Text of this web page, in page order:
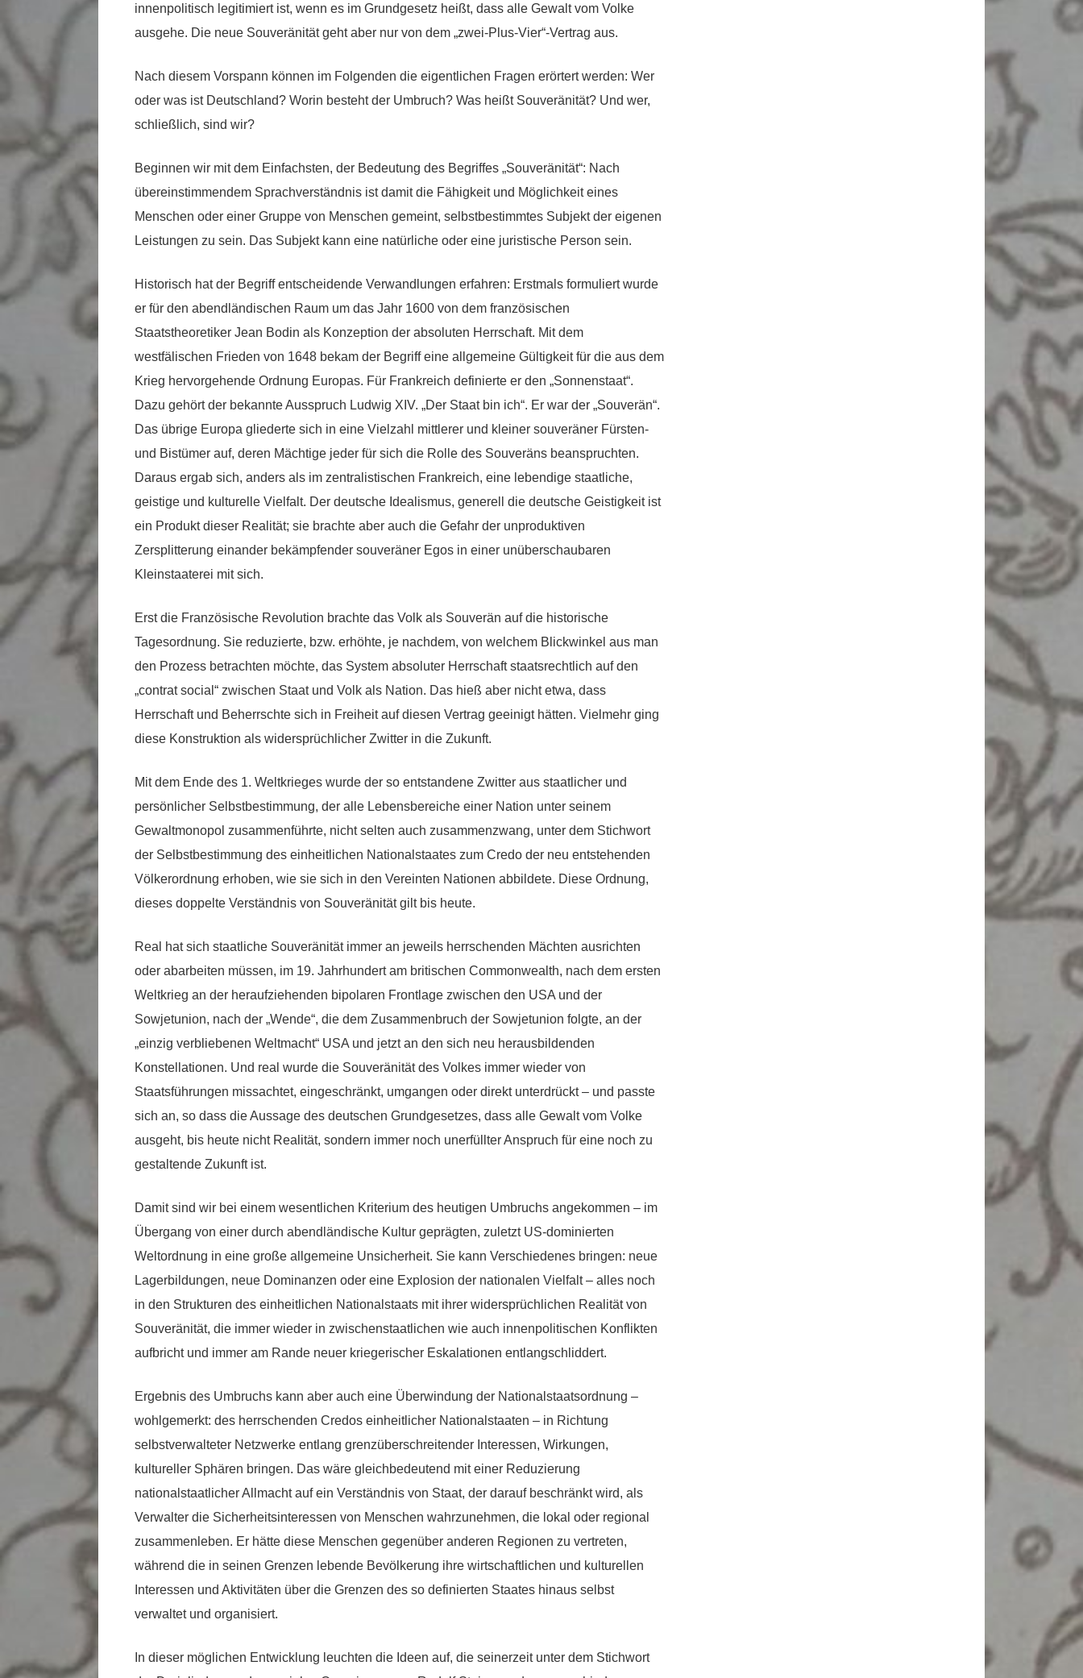
innenpolitisch legitimiert ist, wenn es im Grundgesetz heißt, dass alle Gewalt vom Volke
ausgehe. Die neue Souveränität geht aber nur von dem „zwei-Plus-Vier“-Vertrag aus.
Nach diesem Vorspann können im Folgenden die eigentlichen Fragen erörtert werden: Wer
oder was ist Deutschland? Worin besteht der Umbruch? Was heißt Souveränität? Und wer,
schließlich, sind wir?
Beginnen wir mit dem Einfachsten, der Bedeutung des Begriffes „Souveränität“: Nach
übereinstimmendem Sprachverständnis ist damit die Fähigkeit und Möglichkeit eines
Menschen oder einer Gruppe von Menschen gemeint, selbstbestimmtes Subjekt der eigenen
Leistungen zu sein. Das Subjekt kann eine natürliche oder eine juristische Person sein.
Historisch hat der Begriff entscheidende Verwandlungen erfahren: Erstmals formuliert wurde
er für den abendländischen Raum um das Jahr 1600 von dem französischen
Staatstheoretiker Jean Bodin als Konzeption der absoluten Herrschaft. Mit dem
westfälischen Frieden von 1648 bekam der Begriff eine allgemeine Gültigkeit für die aus dem
Krieg hervorgehende Ordnung Europas. Für Frankreich definierte er den „Sonnenstaat“.
Dazu gehört der bekannte Ausspruch Ludwig XIV. „Der Staat bin ich“. Er war der „Souverän“.
Das übrige Europa gliederte sich in eine Vielzahl mittlerer und kleiner souveräner Fürsten-
und Bistümer auf, deren Mächtige jeder für sich die Rolle des Souveräns beanspruchten.
Daraus ergab sich, anders als im zentralistischen Frankreich, eine lebendige staatliche,
geistige und kulturelle Vielfalt. Der deutsche Idealismus, generell die deutsche Geistigkeit ist
ein Produkt dieser Realität; sie brachte aber auch die Gefahr der unproduktiven
Zersplitterung einander bekämpfender souveräner Egos in einer unüberschaubaren
Kleinstaaterei mit sich.
Erst die Französische Revolution brachte das Volk als Souverän auf die historische
Tagesordnung. Sie reduzierte, bzw. erhöhte, je nachdem, von welchem Blickwinkel aus man
den Prozess betrachten möchte, das System absoluter Herrschaft staatsrechtlich auf den
„contrat social“ zwischen Staat und Volk als Nation. Das hieß aber nicht etwa, dass
Herrschaft und Beherrschte sich in Freiheit auf diesen Vertrag geeinigt hätten. Vielmehr ging
diese Konstruktion als widersprüchlicher Zwitter in die Zukunft.
Mit dem Ende des 1. Weltkrieges wurde der so entstandene Zwitter aus staatlicher und
persönlicher Selbstbestimmung, der alle Lebensbereiche einer Nation unter seinem
Gewaltmonopol zusammenführte, nicht selten auch zusammenzwang, unter dem Stichwort
der Selbstbestimmung des einheitlichen Nationalstaates zum Credo der neu entstehenden
Völkerordnung erhoben, wie sie sich in den Vereinten Nationen abbildete. Diese Ordnung,
dieses doppelte Verständnis von Souveränität gilt bis heute.
Real hat sich staatliche Souveränität immer an jeweils herrschenden Mächten ausrichten
oder abarbeiten müssen, im 19. Jahrhundert am britischen Commonwealth, nach dem ersten
Weltkrieg an der heraufziehenden bipolaren Frontlage zwischen den USA und der
Sowjetunion, nach der „Wende“, die dem Zusammenbruch der Sowjetunion folgte, an der
„einzig verbliebenen Weltmacht“ USA und jetzt an den sich neu herausbildenden
Konstellationen. Und real wurde die Souveränität des Volkes immer wieder von
Staatsführungen missachtet, eingeschränkt, umgangen oder direkt unterdrückt – und passte
sich an, so dass die Aussage des deutschen Grundgesetzes, dass alle Gewalt vom Volke
ausgeht, bis heute nicht Realität, sondern immer noch unerfüllter Anspruch für eine noch zu
gestaltende Zukunft ist.
Damit sind wir bei einem wesentlichen Kriterium des heutigen Umbruchs angekommen – im
Übergang von einer durch abendländische Kultur geprägten, zuletzt US-dominierten
Weltordnung in eine große allgemeine Unsicherheit. Sie kann Verschiedenes bringen: neue
Lagerbildungen, neue Dominanzen oder eine Explosion der nationalen Vielfalt – alles noch
in den Strukturen des einheitlichen Nationalstaats mit ihrer widersprüchlichen Realität von
Souveränität, die immer wieder in zwischenstaatlichen wie auch innenpolitischen Konflikten
aufbricht und immer am Rande neuer kriegerischer Eskalationen entlangschliddert.
Ergebnis des Umbruchs kann aber auch eine Überwindung der Nationalstaatsordnung –
wohlgemerkt: des herrschenden Credos einheitlicher Nationalstaaten – in Richtung
selbstverwalteter Netzwerke entlang grenzüberschreitender Interessen, Wirkungen,
kultureller Sphären bringen. Das wäre gleichbedeutend mit einer Reduzierung
nationalstaatlicher Allmacht auf ein Verständnis von Staat, der darauf beschränkt wird, als
Verwalter die Sicherheitsinteressen von Menschen wahrzunehmen, die lokal oder regional
zusammenleben. Er hätte diese Menschen gegenüber anderen Regionen zu vertreten,
während die in seinen Grenzen lebende Bevölkerung ihre wirtschaftlichen und kulturellen
Interessen und Aktivitäten über die Grenzen des so definierten Staates hinaus selbst
verwaltet und organisiert.
In dieser möglichen Entwicklung leuchten die Ideen auf, die seinerzeit unter dem Stichwort